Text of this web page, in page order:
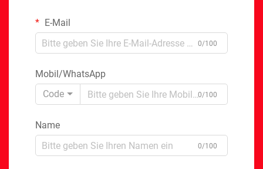
E-Mail
0/100
Mobil/WhatsApp
Code
0/100
Name
0/100